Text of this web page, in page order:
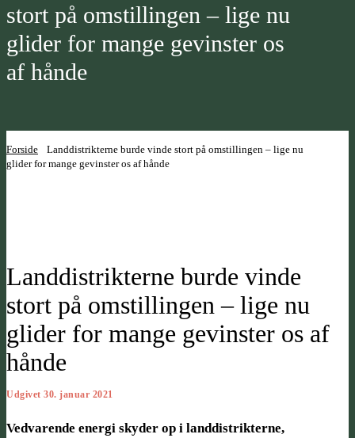
stort på omstillingen – lige nu
glider for mange gevinster os
af hånde
Forside
Landdistrikterne burde vinde stort på omstillingen – lige nu
glider for mange gevinster os af hånde
Landdistrikterne burde vinde
stort på omstillingen – lige nu
glider for mange gevinster os af
hånde
Udgivet 30. januar 2021
Vedvarende energi skyder op i landdistrikterne,